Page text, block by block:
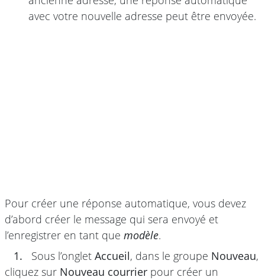
avec votre nouvelle adresse peut être envoyée.
Pour créer une réponse automatique, vous devez
d’abord créer le message qui sera envoyé et
l’enregistrer en tant que modèle.
1.
Sous l’onglet Accueil, dans le groupe Nouveau,
cliquez sur Nouveau courrier pour créer un